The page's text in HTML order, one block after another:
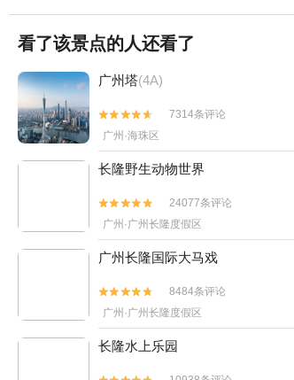
看了该景点的人还看了
广州塔(4A)


7314条评论
广州·海珠区
长隆野生动物世界


24077条评论
广州·广州长隆度假区
广州长隆国际大马戏


8484条评论
广州·广州长隆度假区
长隆水上乐园